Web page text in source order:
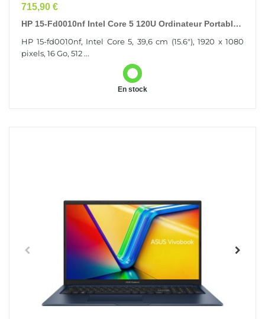
Prix
715,90 €
HP 15-Fd0010nf Intel Core 5 120U Ordinateur Portable
HP 15-fd0010nf, Intel Core 5, 39,6 cm (15.6"), 1920 x 1080
pixels, 16 Go, 512 ...
En stock